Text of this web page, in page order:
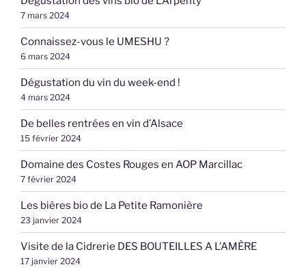
7 mars 2024
Connaissez-vous le UMESHU ?
6 mars 2024
Dégustation du vin du week-end !
4 mars 2024
De belles rentrées en vin d’Alsace
15 février 2024
Domaine des Costes Rouges en AOP Marcillac
7 février 2024
Les bières bio de La Petite Ramonière
23 janvier 2024
Visite de la Cidrerie DES BOUTEILLES A L’AMÈRE
17 janvier 2024